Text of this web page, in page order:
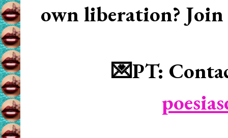
own liberation? Join
💌PT: